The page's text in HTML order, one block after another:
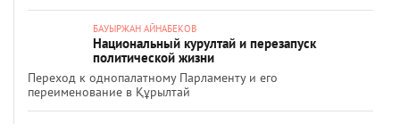
БАУЫРЖАН АЙНАБЕКОВ
Национальный курултай и перезапуск
политической жизни
Переход к однопалатному Парламенту и его
переименование в Құрылтай